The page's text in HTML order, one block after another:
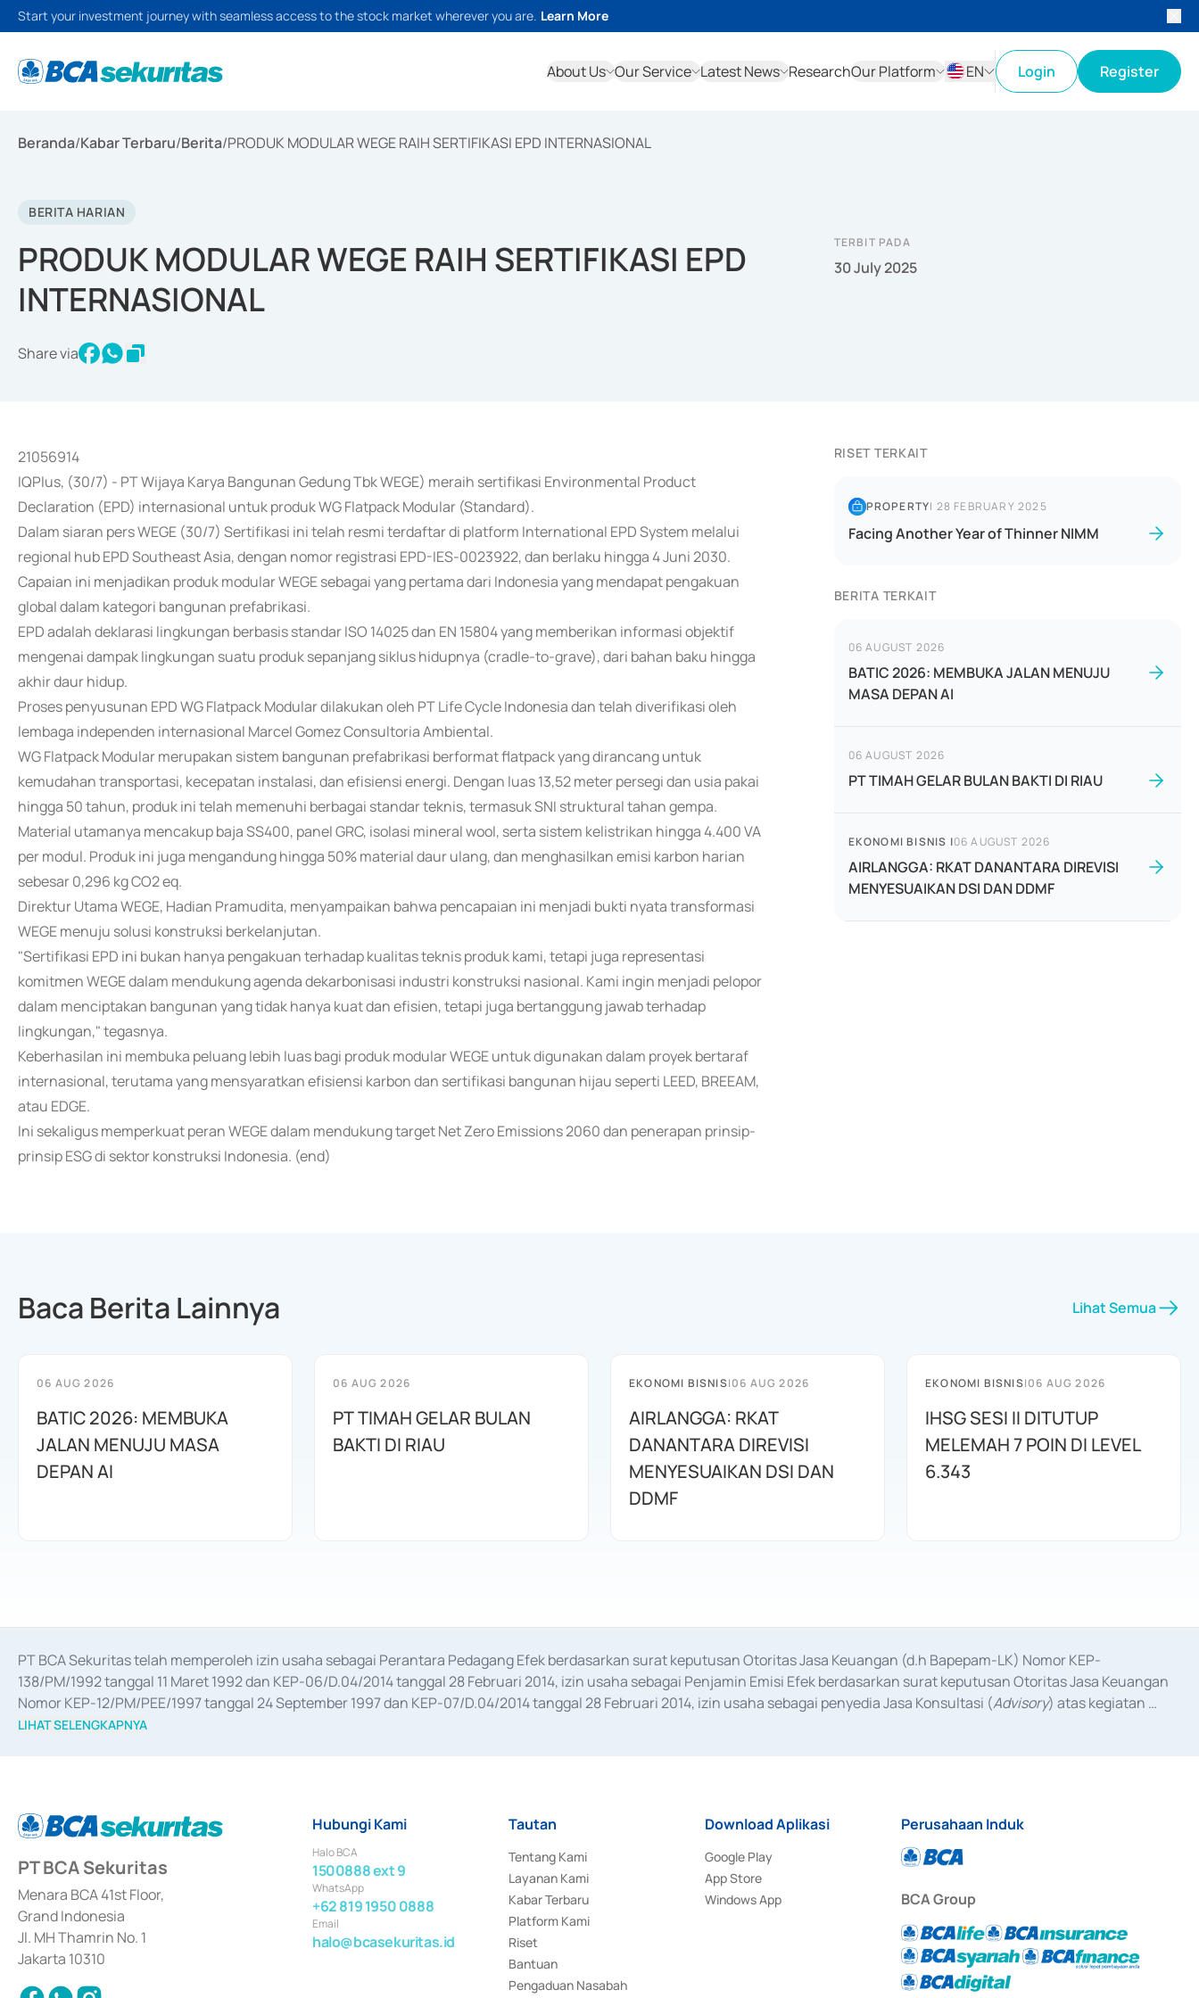
Start your investment journey with seamless access to the stock market wherever you are. Learn More
About Us Our Service Latest News ResearchOur Platform
EN
Login Register
Beranda/Kabar Terbaru/Berita/PRODUK MODULAR WEGE RAIH SERTIFIKASI EPD INTERNASIONAL
BERITA HARIAN
PRODUK MODULAR WEGE RAIH SERTIFIKASI EPD
INTERNASIONAL
Share via
TERBIT PADA
30 July 2025
21056914
IQPlus, (30/7) - PT Wijaya Karya Bangunan Gedung Tbk WEGE) meraih sertifikasi Environmental Product
Declaration (EPD) internasional untuk produk WG Flatpack Modular (Standard).
Dalam siaran pers WEGE (30/7) Sertifikasi ini telah resmi terdaftar di platform International EPD System melalui
regional hub EPD Southeast Asia, dengan nomor registrasi EPD-IES-0023922, dan berlaku hingga 4 Juni 2030.
Capaian ini menjadikan produk modular WEGE sebagai yang pertama dari Indonesia yang mendapat pengakuan
global dalam kategori bangunan prefabrikasi.
EPD adalah deklarasi lingkungan berbasis standar ISO 14025 dan EN 15804 yang memberikan informasi objektif
mengenai dampak lingkungan suatu produk sepanjang siklus hidupnya (cradle-to-grave), dari bahan baku hingga
akhir daur hidup.
Proses penyusunan EPD WG Flatpack Modular dilakukan oleh PT Life Cycle Indonesia dan telah diverifikasi oleh
lembaga independen internasional Marcel Gomez Consultoria Ambiental.
WG Flatpack Modular merupakan sistem bangunan prefabrikasi berformat flatpack yang dirancang untuk
kemudahan transportasi, kecepatan instalasi, dan efisiensi energi. Dengan luas 13,52 meter persegi dan usia pakai
hingga 50 tahun, produk ini telah memenuhi berbagai standar teknis, termasuk SNI struktural tahan gempa.
Material utamanya mencakup baja SS400, panel GRC, isolasi mineral wool, serta sistem kelistrikan hingga 4.400 VA
per modul. Produk ini juga mengandung hingga 50% material daur ulang, dan menghasilkan emisi karbon harian
sebesar 0,296 kg CO2 eq.
Direktur Utama WEGE, Hadian Pramudita, menyampaikan bahwa pencapaian ini menjadi bukti nyata transformasi
WEGE menuju solusi konstruksi berkelanjutan.
"Sertifikasi EPD ini bukan hanya pengakuan terhadap kualitas teknis produk kami, tetapi juga representasi
komitmen WEGE dalam mendukung agenda dekarbonisasi industri konstruksi nasional. Kami ingin menjadi pelopor
dalam menciptakan bangunan yang tidak hanya kuat dan efisien, tetapi juga bertanggung jawab terhadap
lingkungan," tegasnya.
Keberhasilan ini membuka peluang lebih luas bagi produk modular WEGE untuk digunakan dalam proyek bertaraf
internasional, terutama yang mensyaratkan efisiensi karbon dan sertifikasi bangunan hijau seperti LEED, BREEAM,
atau EDGE.
Ini sekaligus memperkuat peran WEGE dalam mendukung target Net Zero Emissions 2060 dan penerapan prinsip-
prinsip ESG di sektor konstruksi Indonesia. (end)
RISET TERKAIT
PROPERTY| 28 FEBRUARY 2025
Facing Another Year of Thinner NIMM
BERITA TERKAIT
06 AUGUST 2026
BATIC 2026: MEMBUKA JALAN MENUJU
MASA DEPAN AI
06 AUGUST 2026
PT TIMAH GELAR BULAN BAKTI DI RIAU
EKONOMI BISNIS |06 AUGUST 2026
AIRLANGGA: RKAT DANANTARA DIREVISI
MENYESUAIKAN DSI DAN DDMF
Baca Berita Lainnya Lihat Semua
06 AUG 2026
BATIC 2026: MEMBUKA
JALAN MENUJU MASA
DEPAN AI
06 AUG 2026
PT TIMAH GELAR BULAN
BAKTI DI RIAU
EKONOMI BISNIS|06 AUG 2026
AIRLANGGA: RKAT
DANANTARA DIREVISI
MENYESUAIKAN DSI DAN
DDMF
EKONOMI BISNIS|06 AUG 2026
IHSG SESI II DITUTUP
MELEMAH 7 POIN DI LEVEL
6.343
PT BCA Sekuritas telah memperoleh izin usaha sebagai Perantara Pedagang Efek berdasarkan surat keputusan Otoritas Jasa Keuangan (d.h Bapepam-LK) Nomor KEP-
138/PM/1992 tanggal 11 Maret 1992 dan KEP-06/D.04/2014 tanggal 28 Februari 2014, izin usaha sebagai Penjamin Emisi Efek berdasarkan surat keputusan Otoritas Jasa Keuangan
Nomor KEP-12/PM/PEE/1997 tanggal 24 September 1997 dan KEP-07/D.04/2014 tanggal 28 Februari 2014, izin usaha sebagai penyedia Jasa Konsultasi (Advisory) atas kegiatan
merger, akuisisi, divestasi, dan
LIHAT SELENGKAPNYA
PT BCA Sekuritas
Menara BCA 41st Floor,
Grand Indonesia
Jl. MH Thamrin No. 1
Jakarta 10310
Hubungi Kami
Halo BCA
1500888 ext 9
WhatsApp
+62 819 1950 0888
Email
halo@bcasekuritas.id
Tautan
Tentang Kami
Layanan Kami
Kabar Terbaru
Platform Kami
Riset
Bantuan
Pengaduan Nasabah
Download Aplikasi
Google Play
App Store
Windows App
Perusahaan Induk
BCA Group